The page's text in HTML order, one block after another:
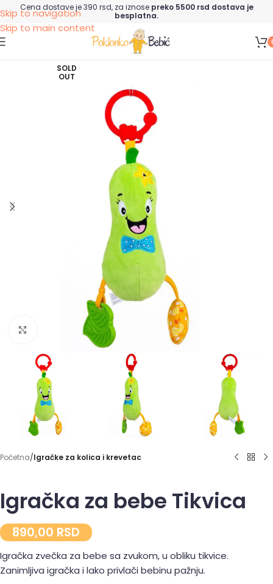
Skip to navigation
Skip to main content
Cena dostave je 390 rsd, za iznose preko 5500 rsd dostava je
besplatna.
SOLD
OUT
Click to enlarge
Početna Igračke za kolica i krevetac
Igračka za bebe Tikvica
890,00 RSD
Igračka zvečka za bebe sa zvukom, u obliku tikvice.
Zanimljiva igračka i lako privlači bebinu pažnju.